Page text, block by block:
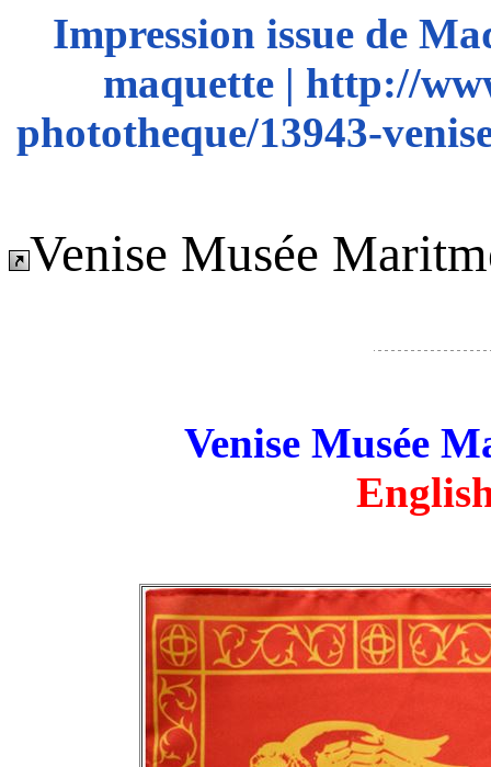
Impression issue de
maquette | http://
phototheque/13943-
Venise Musée
Venise Musée